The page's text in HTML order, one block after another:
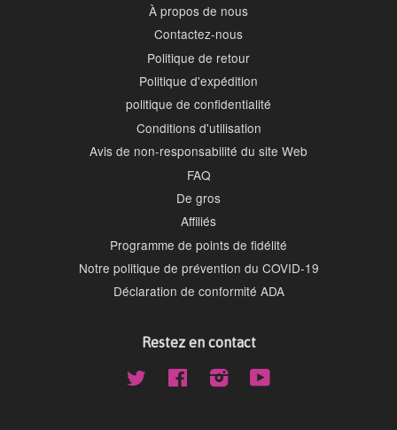
À propos de nous
Contactez-nous
Politique de retour
Politique d'expédition
politique de confidentialité
Conditions d'utilisation
Avis de non-responsabilité du site Web
FAQ
De gros
Affiliés
Programme de points de fidélité
Notre politique de prévention du COVID-19
Déclaration de conformité ADA
Restez en contact
Twitter Facebook Instagram